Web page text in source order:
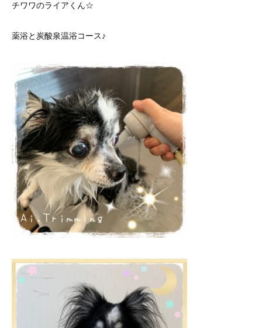
チワワのライアくん☆
薬浴と炭酸泉温浴コース♪